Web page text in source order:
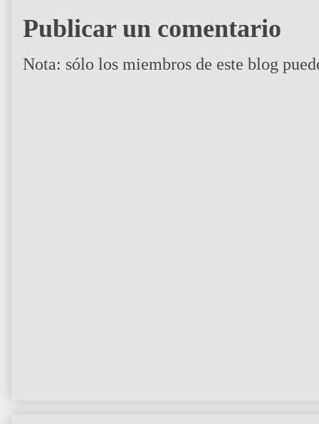
Publicar un comentario
Nota: sólo los miembros de este blog